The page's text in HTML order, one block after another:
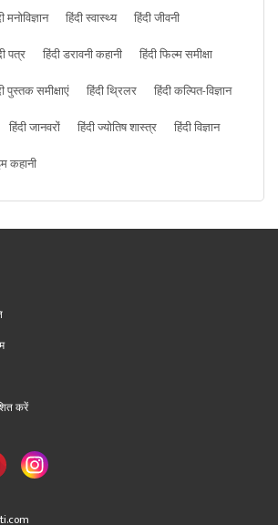
मनोविज्ञान हिंदी स्वास्थ्य
हिंदी जीवनी
पत्र हिंदी डरावनी कहानी
हिंदी फिल्म समीक्षा
पुस्तक समीक्षाएं हिंदी थ्रिलर
हिंदी कल्पित-विज्ञान
हिंदी जानवरों हिंदी ज्योतिष शास्त्र
हिंदी विज्ञान
कहानी
करें